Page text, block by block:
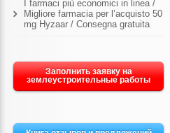
I farmaci più economici in linea /
Migliore farmacia per l’acquisto 50
mg Hyzaar / Consegna gratuita
Заполнить заявку на
землеустроительные работы